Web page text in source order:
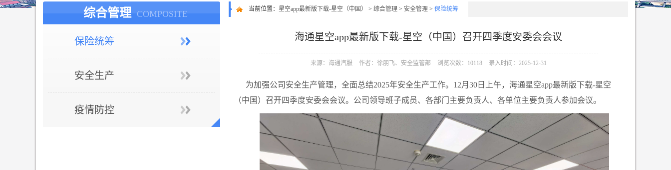
综合管理 COMPOSITE
保险统筹
安全生产
疫情防控
当前位置： 星空app最新版下载-星空（中国） > 综合管理 > 安全管理 > 保险统筹
海通星空app最新版下载-星空（中国）召开四季度安委会会议
来源：海通汽服 作者：徐朋飞、安全监管部 浏览次数：10118 录入时间：2025-12-31
为加强公司安全生产管理，全面总结2025年安全生产工作。12月30日上午，海通星空app最新版下载-星空
（中国）召开四季度安委会会议。公司领导班子成员、各部门主要负责人、各单位主要负责人参加会议。